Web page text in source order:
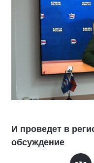
И проведет в
обсуждение